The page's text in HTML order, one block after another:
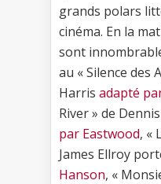
grands polars
cinéma. En la
sont
au « Silence des
Harris adapté
River » de
par Eastwood, «
James Ellroy
Hanson, «